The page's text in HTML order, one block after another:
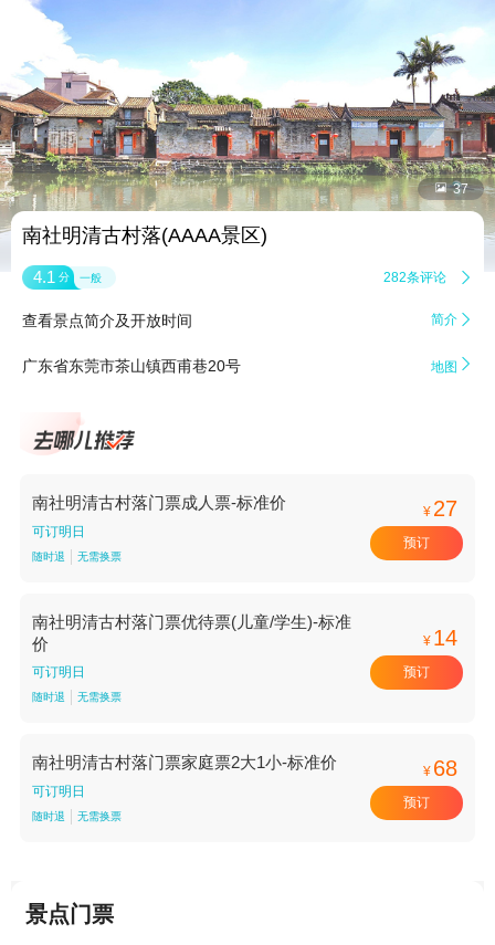
 37
南社明清古村落(AAAA景区)
4.1 分 一般 282条评论 
查看景点简介及开放时间 简介 
广东省东莞市茶山镇西甫巷20号 地图 
南社明清古村落门票成人票-标准价
可订明日
随时退 无需换票
¥ 27
预订
南社明清古村落门票优待票(儿童/学生)-标准
价
可订明日
随时退 无需换票
¥ 14
预订
南社明清古村落门票家庭票2大1小-标准价
可订明日
随时退 无需换票
¥ 68
预订
景点门票